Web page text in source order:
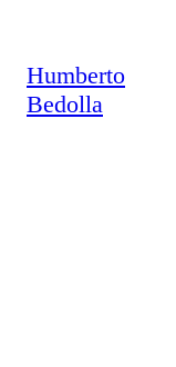
Humberto
Bedolla